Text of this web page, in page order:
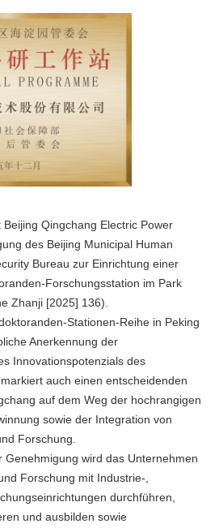
Qingchang Electric Power
des Beijing Municipal Human
Bureau zur Einrichtung einer
Forschungsstation im Park
Zhanji [2025] 136).
Stationen-Reihe in Peking
Anerkennung der
Innovationspotenzials des
auch einen entscheidenden
auf dem Weg der hochrangigen
sowie der Integration von
Forschung.
Genehmigung wird das Unternehmen
Forschung mit Industrie-,
durchführen,
und ausbilden sowie